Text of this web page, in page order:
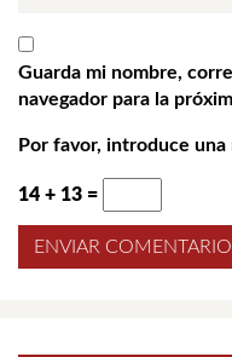
Guarda mi nombre,
navegador para la
Por favor, introduce
14 + 13 =